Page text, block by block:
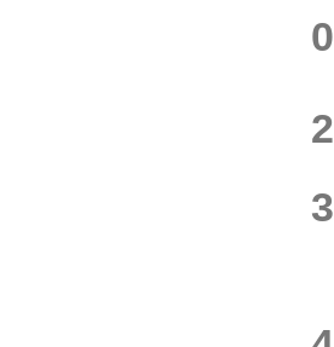
0
2
3